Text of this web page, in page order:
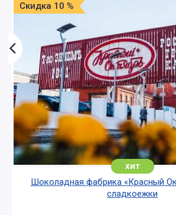
Скидка 10 %
хит
Шоколадная фабрика «Красный
сладкоежки